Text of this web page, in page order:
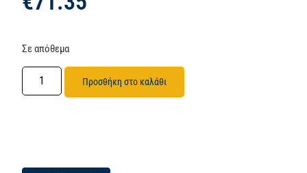
Σε απόθεμα
Προσθήκη στο καλάθι